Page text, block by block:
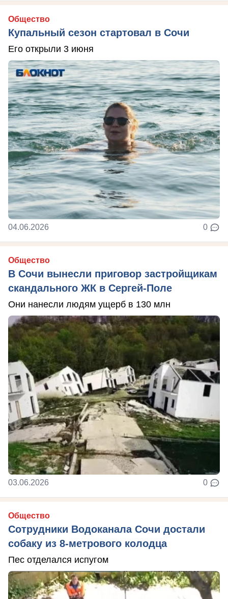
Общество
Купальный сезон стартовал в Сочи
Его открыли 3 июня
04.06.2026 0
Общество
В Сочи вынесли приговор застройщикам
скандального ЖК в Сергей-Поле
Они нанесли людям ущерб в 130 млн
03.06.2026 0
Общество
Сотрудники Водоканала Сочи достали
собаку из 8-метрового колодца
Пес отделался испугом